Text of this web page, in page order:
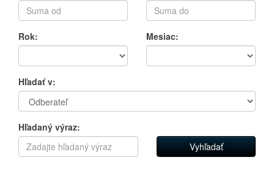
Rok: Mesiac:
Hľadať v:
Hľadaný výraz: